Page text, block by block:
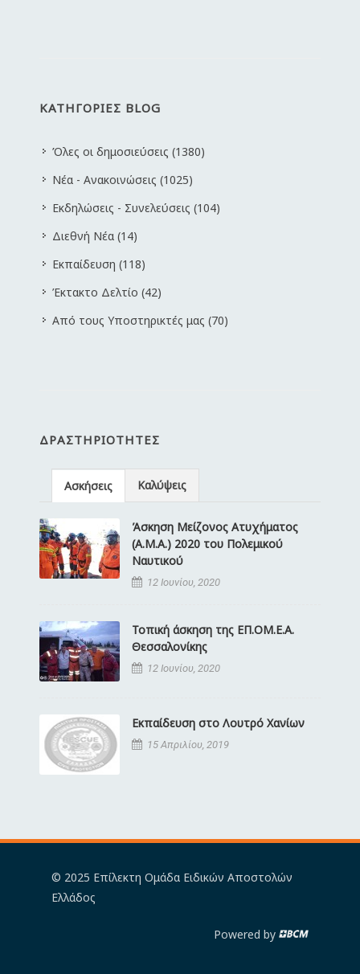
ΚΑΤΗΓΟΡΙΕΣ BLOG
Όλες οι δημοσιεύσεις (1380)
Νέα - Ανακοινώσεις (1025)
Εκδηλώσεις - Συνελεύσεις (104)
Διεθνή Νέα (14)
Εκπαίδευση (118)
Έκτακτο Δελτίο (42)
Από τους Υποστηρικτές μας (70)
ΔΡΑΣΤΗΡΙΌΤΗΤΕΣ
Ασκήσεις Καλύψεις
Άσκηση Μείζονος Ατυχήματος
(Α.Μ.Α.) 2020 του Πολεμικού
Ναυτικού
12 Ιουνίου, 2020
Τοπική άσκηση της ΕΠ.ΟΜ.Ε.Α.
Θεσσαλονίκης
12 Ιουνίου, 2020
Εκπαίδευση στο Λουτρό Χανίων
15 Απριλίου, 2019
© 2025 Επίλεκτη Ομάδα Ειδικών Αποστολών
Ελλάδος
Powered by